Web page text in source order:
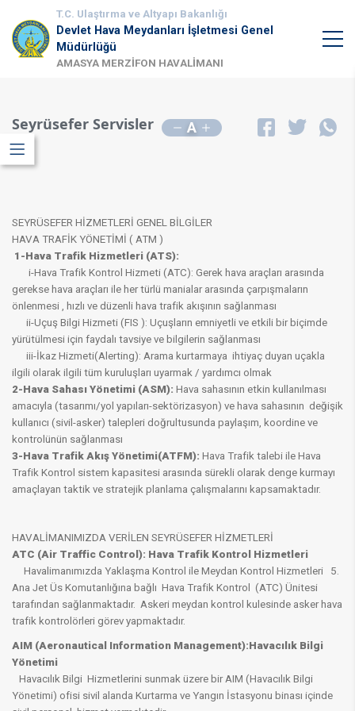
T.C. Ulaştırma ve Altyapı Bakanlığı
Devlet Hava Meydanları İşletmesi Genel
Müdürlüğü
AMASYA MERZİFON HAVALİMANI
Seyrüsefer Servisler A
SEYRÜSEFER HİZMETLERİ GENEL BİLGİLER
HAVA TRAFİK YÖNETİMİ ( ATM )
1-Hava Trafik Hizmetleri (ATS):
i-Hava Trafik Kontrol Hizmeti (ATC): Gerek hava araçları arasında
gerekse hava araçları ile her türlü manialar arasında çarpışmaların
önlenmesi , hızlı ve düzenli hava trafik akışının sağlanması
ii-Uçuş Bilgi Hizmeti (FIS ): Uçuşların emniyetli ve etkili bir biçimde
yürütülmesi için faydalı tavsiye ve bilgilerin sağlanması
iii-İkaz Hizmeti(Alerting): Arama kurtarmaya ihtiyaç duyan uçakla
ilgili olarak ilgili tüm kuruluşları uyarmak / yardımcı olmak
2-Hava Sahası Yönetimi (ASM): Hava sahasının etkin kullanılması
amacıyla (tasarımı/yol yapıları-sektörizasyon) ve hava sahasının değişik
kullanıcı (sivil-asker) talepleri doğrultusunda paylaşım, koordine ve
kontrolünün sağlanması
3-Hava Trafik Akış Yönetimi(ATFM): Hava Trafik talebi ile Hava
Trafik Kontrol sistem kapasitesi arasında sürekli olarak denge kurmayı
amaçlayan taktik ve stratejik planlama çalışmalarını kapsamaktadır.
HAVALİMANIMIZDA VERİLEN SEYRÜSEFER HİZMETLERİ
ATC (Air Traffic Control): Hava Trafik Kontrol Hizmetleri
Havalimanımızda Yaklaşma Kontrol ile Meydan Kontrol Hizmetleri 5.
Ana Jet Üs Komutanlığına bağlı Hava Trafik Kontrol (ATC) Ünitesi
tarafından sağlanmaktadır. Askeri meydan kontrol kulesinde asker hava
trafik kontrolörleri görev yapmaktadır.
AIM (Aeronautical Information Management):Havacılık Bilgi
Yönetimi
Havacılık Bilgi Hizmetlerini sunmak üzere bir AIM (Havacılık Bilgi
Yönetimi) ofisi sivil alanda Kurtarma ve Yangın İstasyonu binası içinde